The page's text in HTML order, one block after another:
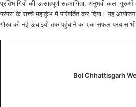
प्रतिभागियों की उत्साहपूर्ण सहभागिता, अनुभवी कला
परंपरा के सच्चे महाकुंभ में परिवर्तित कर दिया। यह
गौरव को नई ऊंचाइयों तक पहुंचाने का एक सफल प्रयास
Bol Chhattisgarh